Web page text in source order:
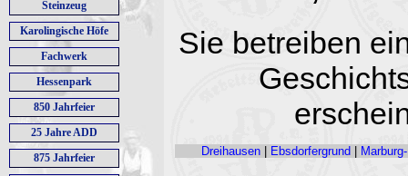
Steinzeug
Karolingische Höfe
Fachwerk
Hessenpark
850 Jahrfeier
25 Jahre ADD
875 Jahrfeier
Sie betreiben
Dreihausen| Ebsdorfergrund